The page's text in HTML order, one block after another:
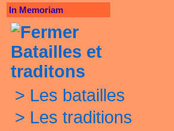
In Memoriam
Batailles et
traditons
> Les batailles
> Les traditions